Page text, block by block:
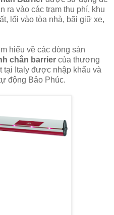
ra vào các trạm thu phí, khu
lối vào tòa nhà, bãi giữ xe,
hiểu về các dòng sản
chắn barrier của thương
tại Italy được nhập khẩu và
động Bảo Phúc.